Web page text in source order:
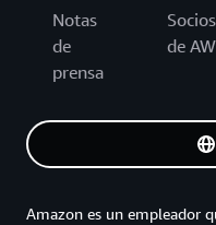
Notas
de
prensa
Socios
de
Amazon es un empleador